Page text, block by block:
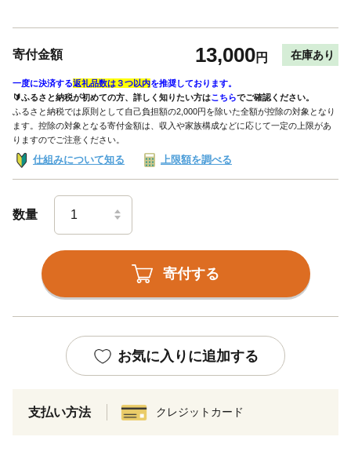
寄付金額 13,000円 在庫あり
一度に決済する返礼品数は３つ以内を推奨しております。
🔰ふるさと納税が初めての方、詳しく知りたい方はこちらでご確認ください。
ふるさと納税では原則として自己負担額の2,000円を除いた全額が控除の対象となり
ます。控除の対象となる寄付金額は、収入や家族構成などに応じて一定の上限があ
りますのでご注意ください。
仕組みについて知る 上限額を調べる
数量
寄付する
お気に入りに追加する
支払い方法 クレジットカード